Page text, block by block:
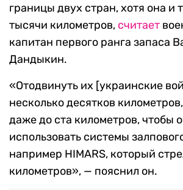
границы двух стран, хотя она и
тысячи километров, считает
капитан первого ранга запаса
Дандыкин.
«Отодвинуть их [украинские
несколько десятков
даже до ста километров, чтобы
использовать системы
например HIMARS, который
километров», — пояснил он.